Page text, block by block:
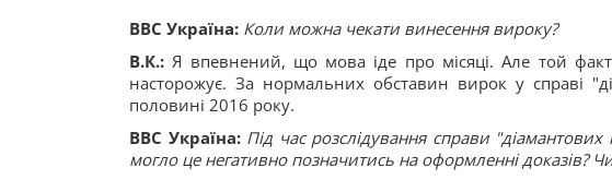
ВВС Україна: Коли можна чекати винесення вироку?
В.К.: Я впевнений, що мова іде про місяці. Але той
насторожує. За нормальних обставин вирок у справі
половині 2016 року.
ВВС Україна:Під час розслідування справи
могло це негативно позначитись на оформленні доказів?